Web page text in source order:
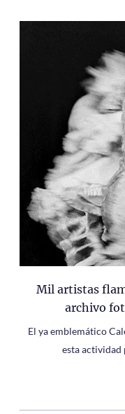
Mil artistas
archivo
El ya emblemático
esta